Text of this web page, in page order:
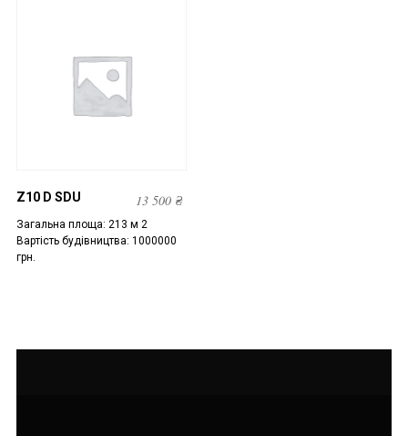
Z10 D SDU 13 500₴
Загальна площа: 213 м 2
Вартість будівництва: 1000000
грн.